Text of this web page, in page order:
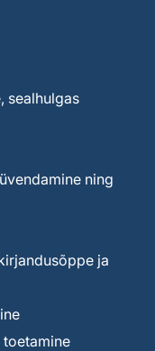
sealhulgas
ning
ja
toetamine